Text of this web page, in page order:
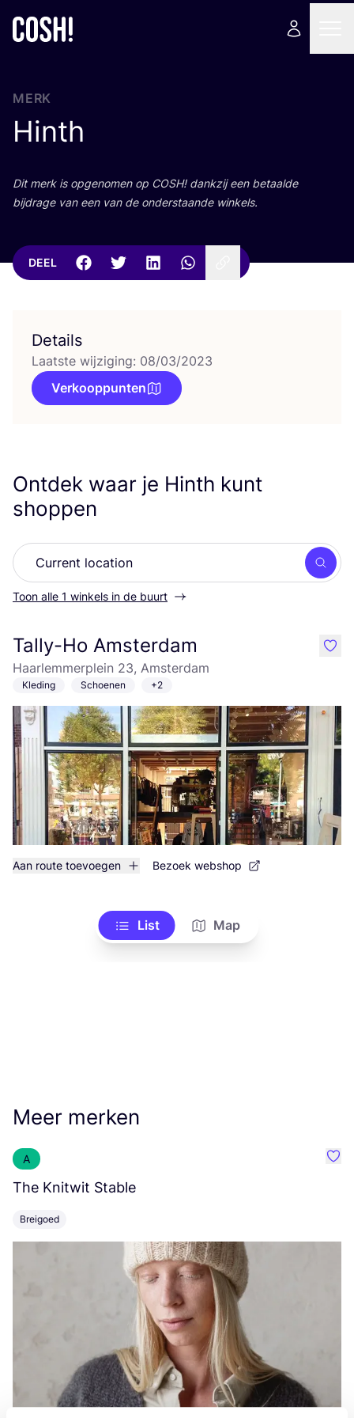
MERK
Hinth
Dit merk is opge­no­men op COSH! dank­zij een betaal­de
bij­dra­ge van een van de onder­staan­de winkels.
DEEL
Details
Laatste wijziging: 08/03/2023
Verkooppunten
Ontdek waar je Hinth kunt
shoppen
Zoek
Toon alle 1 winkels in de buurt
Tally-Ho Amsterdam
Haarlemmerplein 23, Amsterdam
Kleding Schoenen +2
Aan route toevoegen Bezoek webshop
like
List Map
Meer merken
A
The Knitwit Stable
Breigoed